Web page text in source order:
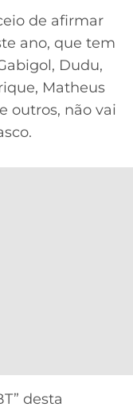
de afirmar
ano, que tem
Dudu,
Matheus
outros, não vai
desta